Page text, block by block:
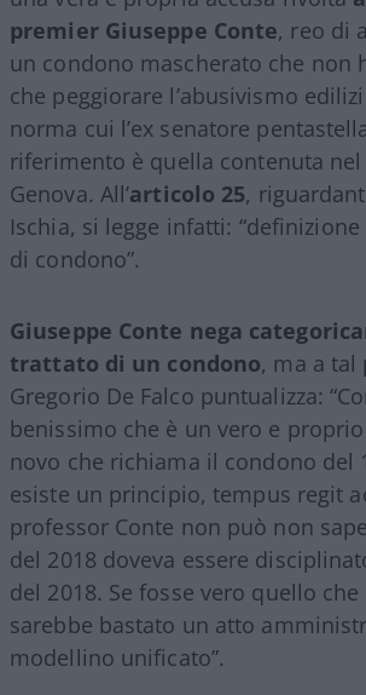
premier Giuseppe Conte, reo di
un condono mascherato che non
che peggiorare l’abusivismo
norma cui l’ex senatore
riferimento è quella contenuta
Genova. All’articolo 25,
Ischia, si legge infatti:
di condono”.
Giuseppe Conte nega
trattato di un condono, ma a tal
Gregorio De Falco puntualizza:
benissimo che è un vero e
novo che richiama il condono del
esiste un principio, tempus regit
professor Conte non può non
del 2018 doveva essere
del 2018. Se fosse vero quello che
sarebbe bastato un atto
modellino unificato”.